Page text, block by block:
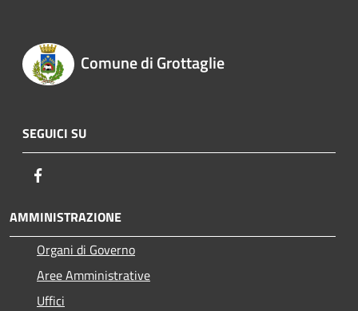
Comune di Grottaglie
SEGUICI SU
AMMINISTRAZIONE
Organi di Governo
Aree Amministrative
Uffici